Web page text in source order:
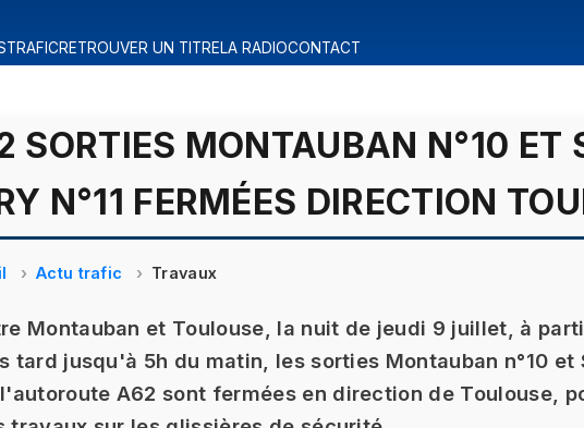
TRAFICRETROUVER UN TITRELA RADIOCONTACT
SORTIES MONTAUBAN N°10 ET
N°11 FERMÉES DIRECTION
Actu trafic Travaux
Montauban et Toulouse, la nuit de jeudi 9 juillet, à
tard jusqu'à 5h du matin, les sorties Montauban n°10 et
A62 sont fermées en direction de Toulouse,